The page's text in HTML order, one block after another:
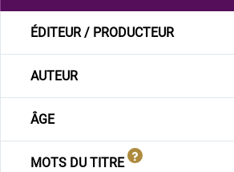
ÉDITEUR / PRODUCTEUR
AUTEUR
ÂGE
MOTS DU TITRE